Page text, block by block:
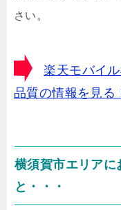
さい。
楽天モバイ
品質の情報を見る
横須賀市エリアに
と・・・